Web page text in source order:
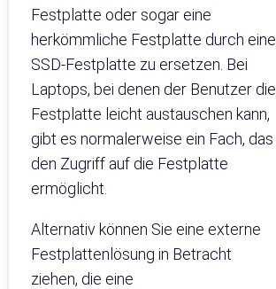
Festplatte oder sogar eine
herkömmliche Festplatte durch eine
SSD-Festplatte zu ersetzen. Bei
Laptops, bei denen der Benutzer die
Festplatte leicht austauschen kann,
gibt es normalerweise ein Fach, das
den Zugriff auf die Festplatte
ermöglicht.
Alternativ können Sie eine externe
Festplattenlösung in Betracht
ziehen, die eine